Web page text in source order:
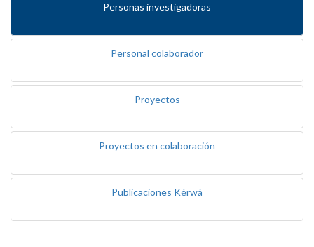
Personas investigadoras
Personal colaborador
Proyectos
Proyectos en colaboración
Publicaciones Kérwá